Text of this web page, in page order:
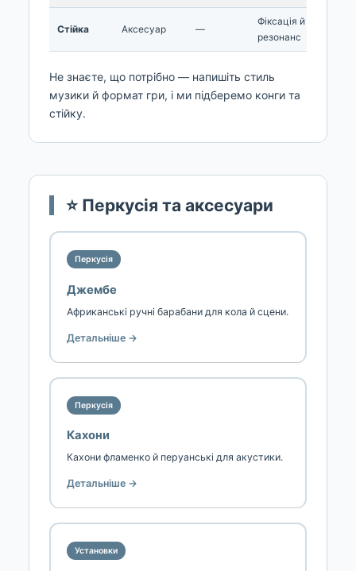
Стійка Аксесуар —
Фіксація й
резонанс
Не знаєте, що потрібно — напишіть стиль
музики й формат гри, і ми підберемо конги та
стійку.
⭐ Перкусія та аксесуари
Перкусія
Джембе
Африканські ручні барабани для кола й сцени.
Детальніше →
Перкусія
Кахони
Кахони фламенко й перуанські для акустики.
Детальніше →
Установки